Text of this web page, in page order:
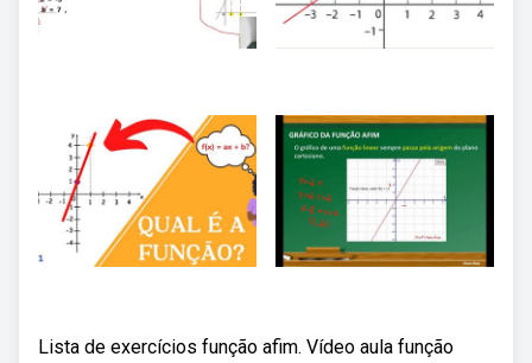
Lista de exercícios função afim. Vídeo aula função